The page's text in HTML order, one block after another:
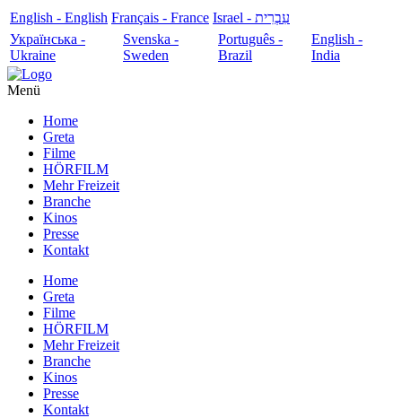
English - English Français - France
עִבְרִית - Israel
Українська -
Ukraine
Svenska -
Sweden
Português -
Brazil
English -
India
Menü
Home
Greta
Filme
HÖRFILM
Mehr Freizeit
Branche
Kinos
Presse
Kontakt
Home
Greta
Filme
HÖRFILM
Mehr Freizeit
Branche
Kinos
Presse
Kontakt